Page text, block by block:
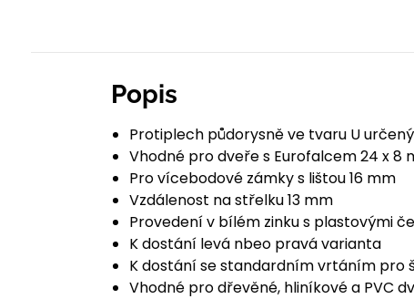
Popis
Protiplech půdorysně ve tvaru U
Vhodné pro dveře s Eurofalcem 24 x 8
Pro vícebodové zámky s lištou 16 mm
Vzdálenost na střelku 13 mm
Provedení v bílém zinku s plastovými
K dostání levá nbeo pravá varianta
K dostání se standardním vrtáním pro
Vhodné pro dřevěné, hliníkové a PVC